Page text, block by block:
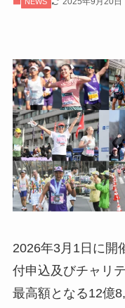
2026年3月1日に開
付申込及びチャリ
最高額となる12億